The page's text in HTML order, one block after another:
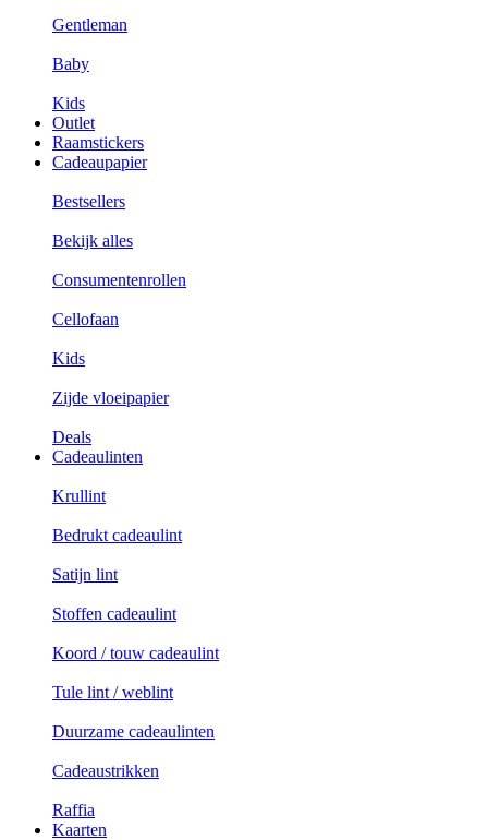
Gentleman
Baby
Kids
Outlet
Raamstickers
Cadeaupapier
Bestsellers
Bekijk alles
Consumentenrollen
Cellofaan
Kids
Zijde vloeipapier
Deals
Cadeaulinten
Krullint
Bedrukt cadeaulint
Satijn lint
Stoffen cadeaulint
Koord / touw cadeaulint
Tule lint / weblint
Duurzame cadeaulinten
Cadeaustrikken
Raffia
Kaarten